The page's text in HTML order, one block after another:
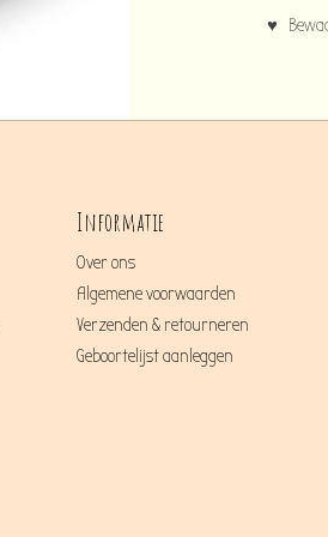
♥
Informatie
Over ons
Algemene voorwaarden
Verzenden & retourneren
Geboortelijst aanleggen